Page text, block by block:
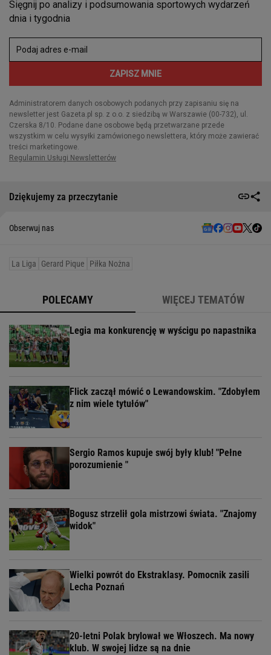
Dziękujemy za przeczytanie
Obserwuj nas
La Liga Gerard Pique Piłka Nożna
POLECAMY WIĘCEJ TEMATÓW
Legia ma konkurencję w wyścigu po napastnika
Flick zaczął mówić o Lewandowskim. "Zdobyłem
z nim wiele tytułów"
Sergio Ramos kupuje swój były klub! "Pełne
porozumienie "
Bogusz strzelił gola mistrzowi świata. "Znajomy
widok"
Wielki powrót do Ekstraklasy. Pomocnik zasili
Lecha Poznań
20-letni Polak brylował we Włoszech. Ma nowy
klub. W swojej lidze są na dnie